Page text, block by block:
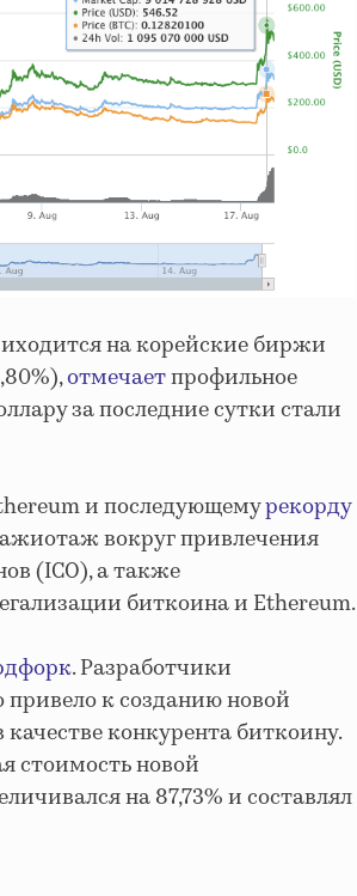
на корейские биржи
отмечаетпрофильное
за последние сутки стали
и последующемурекорду
ажиотаж вокруг привлечения
(ICO), а также
биткоина и Ethereum.
. Разработчики
к созданию новой
конкурента биткоину.
стоимость новой
на 87,73% и составлял